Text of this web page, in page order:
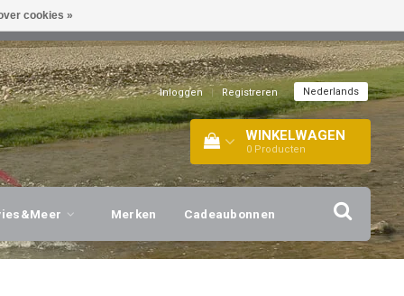
Inloggen | Registreren Nederlands
WINKELWAGEN
0 Producten
Merken Cadeaubonnen
cookies »